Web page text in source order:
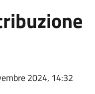
2024, 14:32